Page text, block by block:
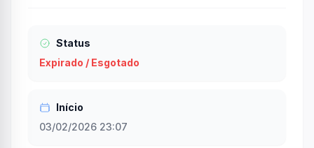
Status
Expirado / Esgotado
Início
03/02/2026 23:07